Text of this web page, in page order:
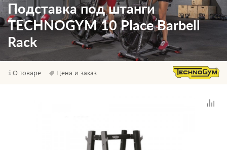
Подставка под штанги
TECHNOGYM 10 Place Barbell
Rack
О товаре Цена и заказ